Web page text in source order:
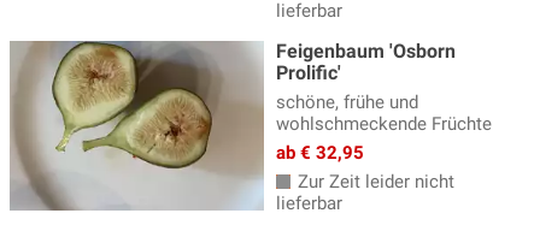
lieferbar
Feigenbaum 'Osborn
Prolific'
schöne, frühe und
wohlschmeckende Früchte
ab € 32,95
Zur Zeit leider nicht
lieferbar